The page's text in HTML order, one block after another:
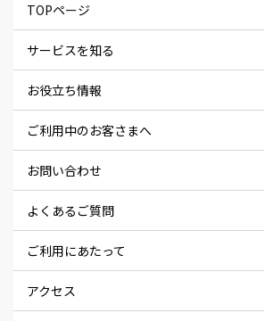
TOPページ
サービスを知る
お役立ち情報
ご利用中のお客さまへ
お問い合わせ
よくあるご質問
ご利用にあたって
アクセス